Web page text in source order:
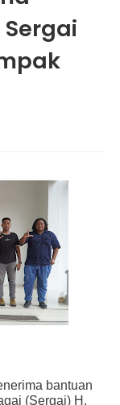
bantuan
(Sergai) H.